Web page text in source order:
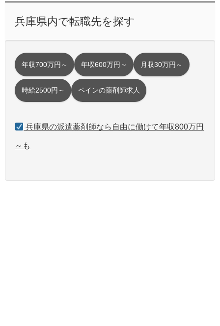
兵庫県内で転職先を探す
年収700万円～ 年収600万円～ 月収30万円～
時給2500円～ ペインの薬剤師求人
兵庫県の派遣薬剤師なら自由に働けて年収800万円
～も